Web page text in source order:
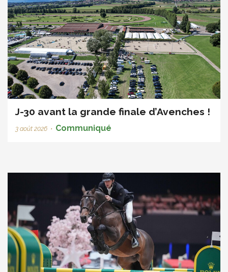
J-30 avant la grande finale d’Avenches !
3 août 2026 • Communiqué